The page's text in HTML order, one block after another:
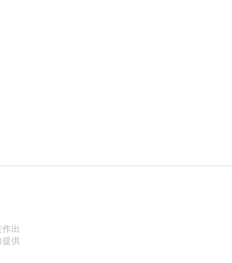
出
提供